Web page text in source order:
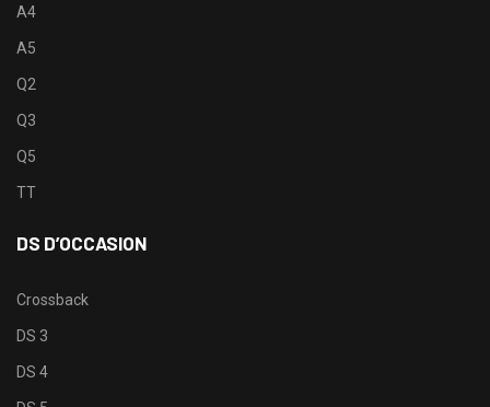
A4
A5
Q2
Q3
Q5
TT
DS D’OCCASION
Crossback
DS 3
DS 4